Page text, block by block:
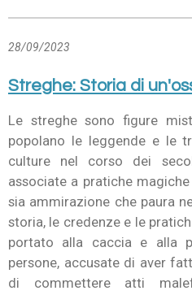
28/09/2023
Streghe: Storia di
Le streghe sono figure
popolano le leggende e le
culture nel corso dei
associate a pratiche
sia ammirazione che paura
storia, le credenze e le
portato alla caccia e alla
persone, accusate di aver
di commettere atti